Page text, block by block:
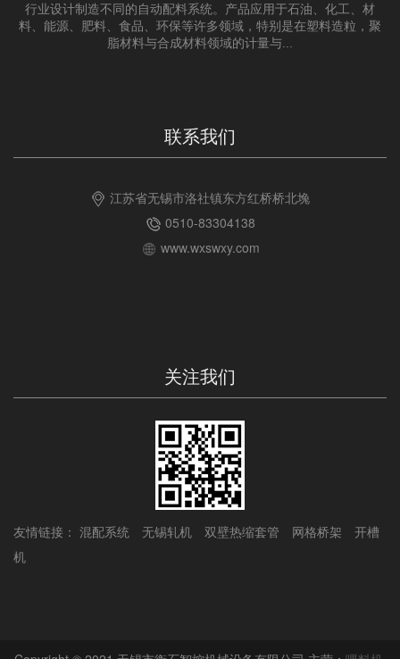
行业设计制造不同的自动配料系统。产品应用于石油、化工、材
料、能源、肥料、食品、环保等许多领域，特别是在塑料造粒，聚
脂材料与合成材料领域的计量与...
联系我们
江苏省无锡市洛社镇东方红桥桥北堍
0510-83304138
www.wxswxy.com
关注我们
友情链接： 混配系统 无锡轧机 双壁热缩套管 网格桥架
开槽
机